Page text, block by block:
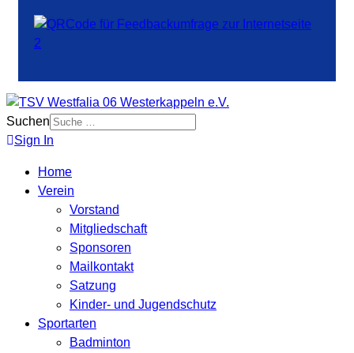
Suchen
Sign In
Home
Verein
Vorstand
Mitgliedschaft
Sponsoren
Mailkontakt
Satzung
Kinder- und Jugendschutz
Sportarten
Badminton